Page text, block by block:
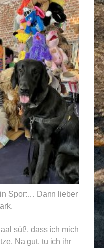
Sport… Dann lieber
süß, dass ich mich
Na gut, tu ich ihr